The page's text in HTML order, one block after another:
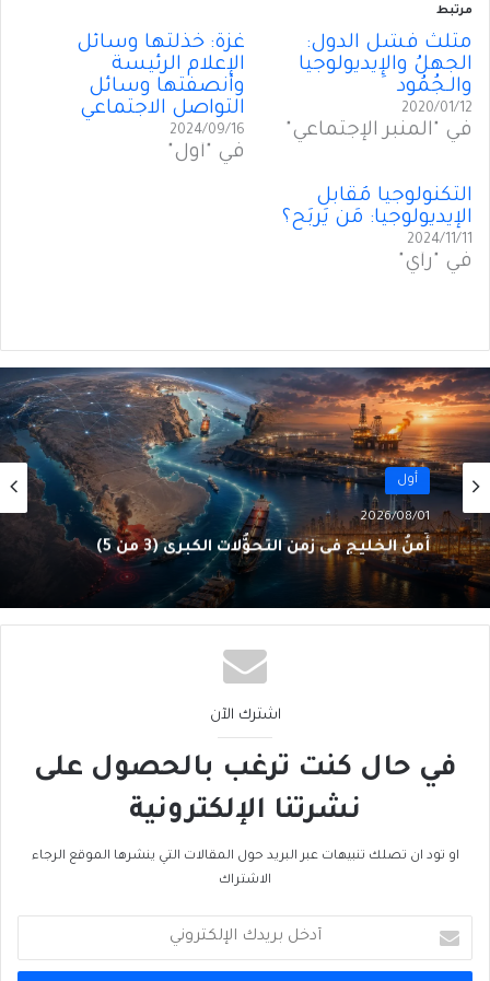
مرتبط
مثَلَّثُ فشَل الدول:
الجهلُ والإِيديولوجيا
والـجُمُود
2020/01/12
في "المنبر الإجتماعي"
غزّة: خذلتها وسائل
الإعلام الرئيسة
وأنصفتها وسائل
التواصل الاجتماعي
2024/09/16
في "أول"
التكنولوجيا مُقابل
الإيديولوجيا: مَن يَربَح؟
2024/11/11
في "رأي"
أول
2026/08/01
أَمنُ الخليج في زمنِ التحوُّلاتِ الكبرى (3 من 5)
اشترك الآن
في حال كنت ترغب بالحصول على
نشرتنا الإلكترونية
او تود ان تصلك تنبيهات عبر البريد حول المقالات التي ينشرها الموقع الرجاء
الاشتراك
بريدك
الإلكتروني